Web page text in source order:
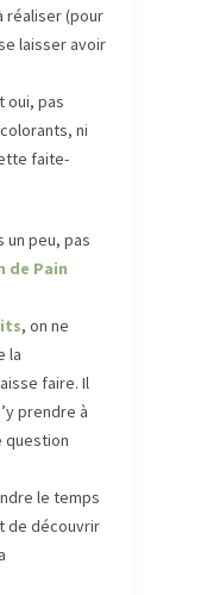
réaliser (pour
laisser avoir
oui, pas
ni
faite-
peu, pas
de Pain
, on ne
la
faire. Il
prendre à
question
le temps
de découvrir